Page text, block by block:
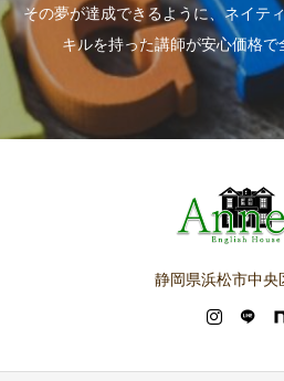
その夢が達成できるように、ネイテ
キルを持った講師が安心価格で
静岡県浜松市中央